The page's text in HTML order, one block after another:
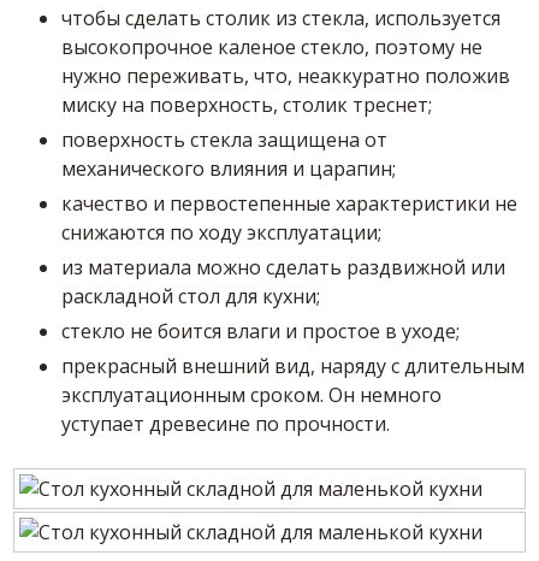
чтобы сделать столик из стекла, используется
высокопрочное каленое стекло, поэтому не
нужно переживать, что, неаккуратно положив
миску на поверхность, столик треснет;
поверхность стекла защищена от
механического влияния и царапин;
качество и первостепенные характеристики не
снижаются по ходу эксплуатации;
из материала можно сделать раздвижной или
раскладной стол для кухни;
стекло не боится влаги и простое в уходе;
прекрасный внешний вид, наряду с длительным
эксплуатационным сроком. Он немного
уступает древесине по прочности.